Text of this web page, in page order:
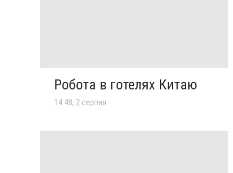
Робота в готелях Китаю
14:48, 2 серпня